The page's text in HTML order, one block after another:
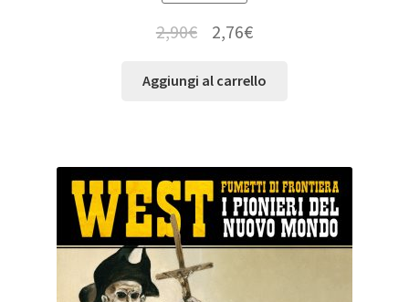
2,90€ 2,76€
Aggiungi al carrello